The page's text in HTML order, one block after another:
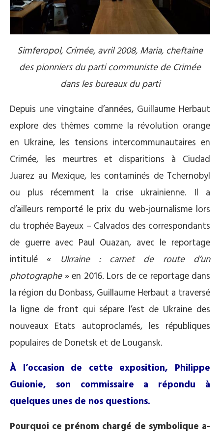
Simferopol, Crimée, avril 2008, Maria, cheftaine
des pionniers du parti communiste de Crimée
dans les bureaux du parti
Depuis une vingtaine d’années, Guillaume Herbaut
explore des thèmes comme la révolution orange
en Ukraine, les tensions intercommunautaires en
Crimée, les meurtres et disparitions à Ciudad
Juarez au Mexique, les contaminés de Tchernobyl
ou plus récemment la crise ukrainienne. Il a
d’ailleurs remporté le prix du web-journalisme lors
du trophée Bayeux – Calvados des correspondants
de guerre avec Paul Ouazan, avec le reportage
intitulé « Ukraine : carnet de route d’un
photographe» en 2016. Lors de ce reportage dans
la région du Donbass, Guillaume Herbaut a traversé
la ligne de front qui sépare l’est de Ukraine des
nouveaux Etats autoproclamés, les républiques
populaires de Donetsk et de Lougansk.
À l’occasion de cette exposition, Philippe
Guionie, son commissaire a répondu à
quelques unes de nos questions.
Pourquoi ce prénom chargé de symbolique a-